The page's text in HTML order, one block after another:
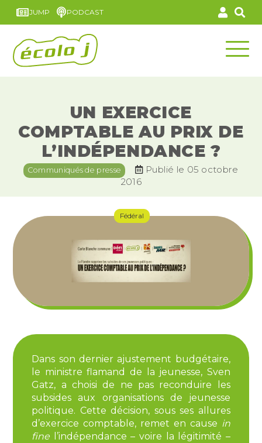
JUMP PODCAST
UN EXERCICE
COMPTABLE AU PRIX DE
L’INDÉPENDANCE ?
Communiqués de presse
Publié le 05 octobre
2016
Fédéral
Dans son dernier ajustement budgétaire,
le ministre flamand de la jeunesse, Sven
Gatz, a choisi de ne pas reconduire les
subsides aux organisations de jeunesse
politique. Cette décision, sous ses allures
d’exercice comptable, remet en cause in
fine l’indépendance – voire la légitimité –